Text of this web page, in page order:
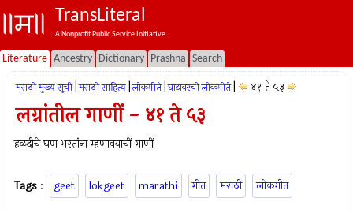
TransLiteral
A Nonprofit Public Service Initiative.
Literature Ancestry Dictionary Prashna Search
मराठी मुख्य सूची मराठी साहित्य लोकगीते घाटावरची लोकगीते ४१ ते ५३
लग्नांतील गाणीं - ४१ ते ५३
हळदीचे घण भरतांना म्हणावयाचीं गाणीं
Tags : geet lokgeet marathi गीत मराठी लोकगीत